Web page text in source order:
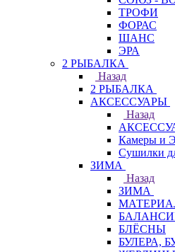
ТРОФИ
ФОРАС
ШАНС
ЭРА
2 РЫБАЛКА
Назад
2 РЫБАЛКА
АКСЕССУАРЫ
Назад
Камеры и
Сушилки
ЗИМА
Назад
ЗИМА
БЛЁСНЫ
БУЛЕРА,